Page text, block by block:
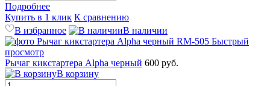
Подробнее
Купить в 1 клик К сравнению
В избранное
В наличии
Быстрый
просмотр
Рычаг кикстартера Alpha черный 600 руб.
В корзину